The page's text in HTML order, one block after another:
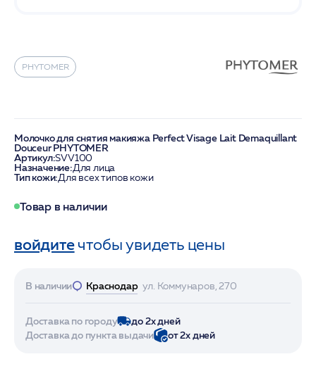
PHYTOMER
Молочко для снятия макияжа Perfect Visage Lait Demaquillant
Douceur PHYTOMER
Артикул:SVV100
Назначение:Для лица
Тип кожи:Для всех типов кожи
Товар в наличии
войдитечтобы увидеть цены
В наличии Краснодар ул. Коммунаров, 270
Доставка по городу
до 2х дней
Доставка до пункта выдачи
от 2х дней